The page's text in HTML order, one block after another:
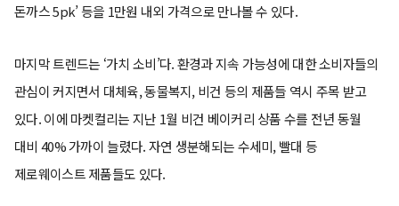
돈까스 5pk’ 등을 1만원 내외 가격으로 만나볼 수 있다.
마지막 트렌드는 ‘가치 소비’다. 환경과 지속 가능성에 대한 소비자들의
관심이 커지면서 대체육, 동물복지, 비건 등의 제품들 역시 주목 받고
있다. 이에 마켓컬리는 지난 1월 비건 베이커리 상품 수를 전년 동월
대비 40% 가까이 늘렸다. 자연 생분해되는 수세미, 빨대 등
제로웨이스트 제품들도 있다.